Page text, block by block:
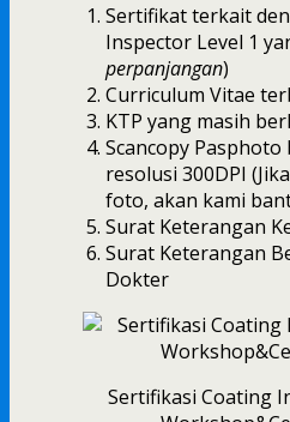
Sertifikat terkait
Inspector Level 1
perpanjangan)
Curriculum Vitae
KTP yang masih
Scancopy Pasphoto
resolusi 300DPI
foto, akan kami
Surat Keterangan
Surat Keterangan
Dokter
Sertifikasi Coating